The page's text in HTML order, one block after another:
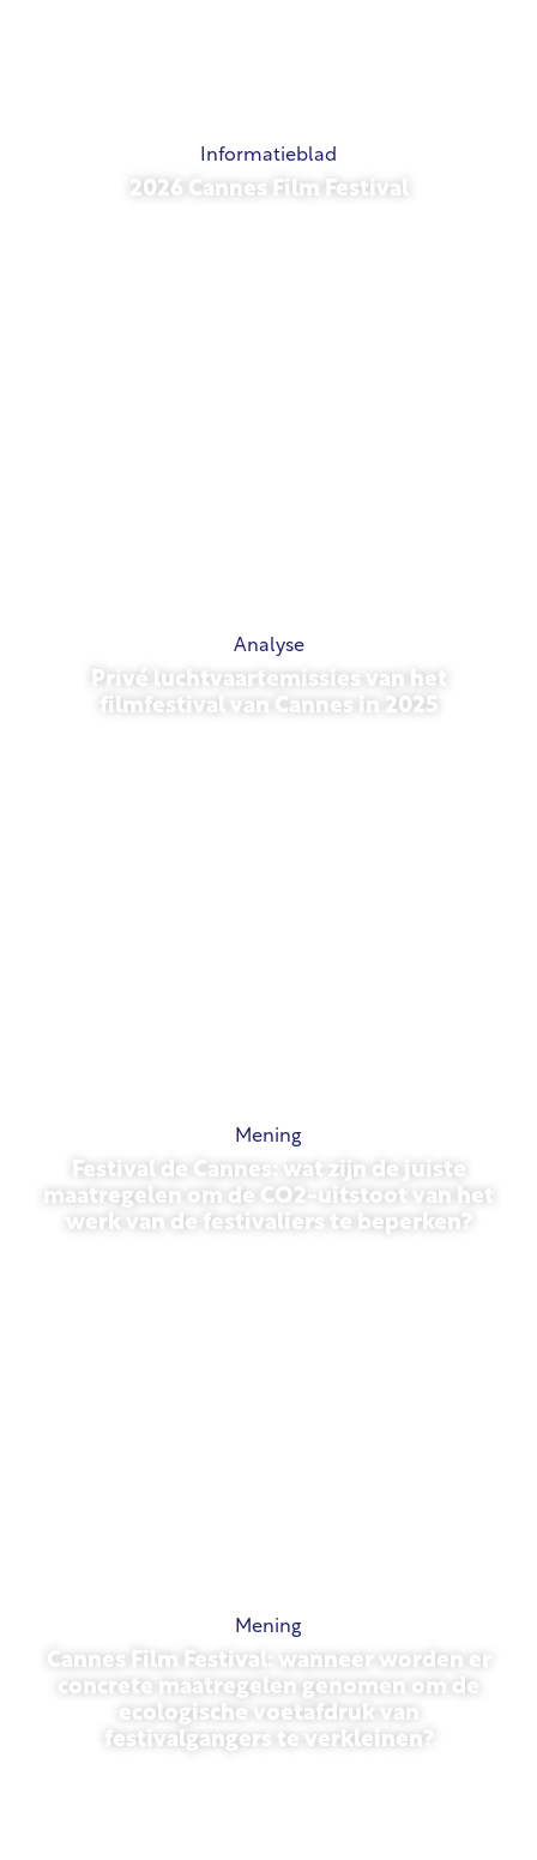
Informatieblad
2026 Cannes Film Festival
Analyse
Privé luchtvaartemissies van het
filmfestival van Cannes in 2025
Mening
Festival de Cannes: wat zijn de juiste
maatregelen om de CO2-uitstoot van het
werk van de festivaliers te beperken?
Mening
Cannes Film Festival: wanneer worden er
concrete maatregelen genomen om de
ecologische voetafdruk van
festivalgangers te verkleinen?